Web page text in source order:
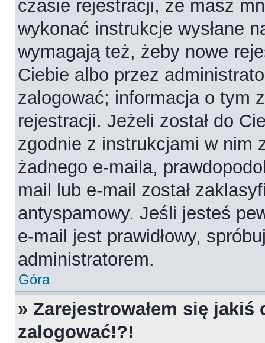
czasie rejestracji, że masz
wykonać instrukcje wysłane
wymagają też, żeby nowe
Ciebie albo przez
zalogować; informacja o tym
rejestracji. Jeżeli został do
zgodnie z instrukcjami w nim
żadnego e-maila,
mail lub e-mail został
antyspamowy. Jeśli jesteś
e-mail jest prawidłowy,
administratorem.
Góra
» Zarejestrowałem się
zalogować!?!